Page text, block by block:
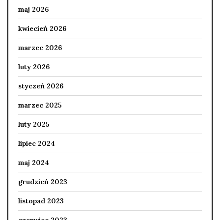
maj 2026
kwiecień 2026
marzec 2026
luty 2026
styczeń 2026
marzec 2025
luty 2025
lipiec 2024
maj 2024
grudzień 2023
listopad 2023